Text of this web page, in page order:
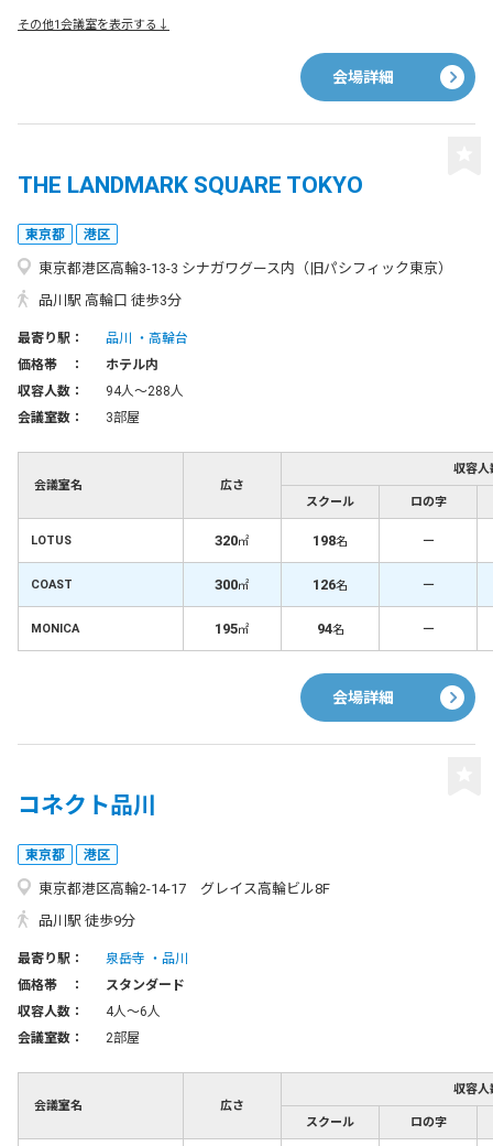
その他1会議室を表示する↓
会場詳細
THE LANDMARK SQUARE TOKYO
東京都 港区
東京都港区高輪3-13-3 シナガワグース内（旧パシフィック東京）
品川駅 高輪口 徒歩3分
最寄り駅： 品川
高輪台
価格帯 ：
ホテル内
収容人数：
94人〜288人
会議室数：
3部屋
会議室名 広さ
収容人
スクール ロの字
LOTUS 320㎡ 198名 －
COAST 300㎡ 126名 －
MONICA 195㎡ 94名 －
会場詳細
コネクト品川
東京都 港区
東京都港区高輪2-14-17 グレイス高輪ビル8F
品川駅 徒歩9分
最寄り駅： 泉岳寺
品川
価格帯 ：
スタンダード
収容人数：
4人〜6人
会議室数：
2部屋
会議室名 広さ
収容人
スクール ロの字